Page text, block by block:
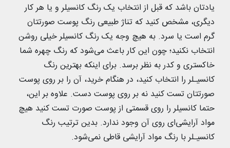
یادتان باشد که قبل از انتخاب یک رنگ کانسیلر و یا هر کار
دیگری، مشخص کنید که تناژ طبیعی رنگ پوست صورتتان
گرم است یا سرد. به هیچ وجه یک رنگ کانسیلر خیلی روشن
انتخاب نکنید؛ چون این کار باعث می‌شود که رنگ چهره شما
خاکستری و کدر به نظر برسد. برای اینکه بهترین رنگ
کانسیـلر را انتخاب کنید، در هنگام خرید، آن را بر روی پوست
صورتتان تست کنید نه بر روی پوست دست. علاوه بر این،
حتما کانسیلر را روی قسمتی از پوست صورت تست کنید هیچ
مواد آرایشی‌ای روی آن وجود ندارد. بدین ترتیب رنگ
کانسیـلر با رنگ مواد آرایشی قاطی نمی‌شود.